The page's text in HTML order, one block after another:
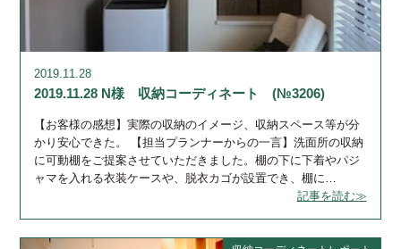
2019.11.28
2019.11.28 N様 収納コーディネート (№3206)
【お客様の感想】実際の収納のイメージ、収納スペース等が分
かり安心できた。 【担当プランナーからの一言】洗面所の収納
に可動棚をご提案させていただきました。棚の下に下着やパジ
ャマを入れる衣装ケースや、脱衣カゴが設置でき、棚に…
記事を読む≫